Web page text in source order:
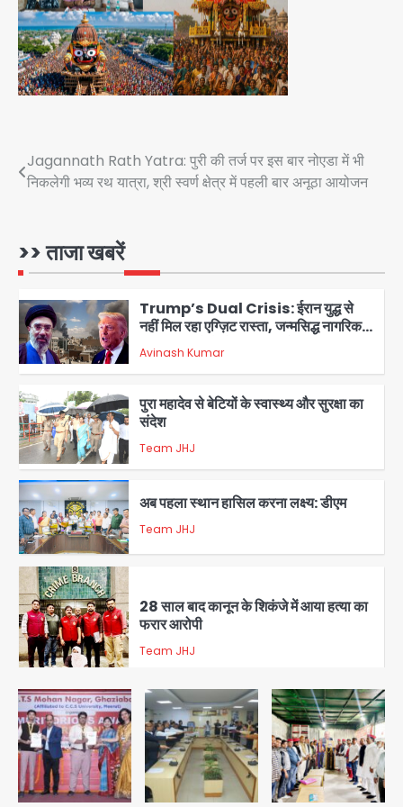
Post
navigation
Jagannath Rath Yatra: पुरी की तर्ज पर इस बार नोएडा में भी
निकलेगी भव्य रथ यात्रा, श्री स्वर्ण क्षेत्र में पहली बार अनूठा आयोजन
>> ताजा खबरें
28 साल बाद कानून के शिकंजे में आया हत्या का
फरार आरोपी
Team JHJ
5
डबल मर्डर का मुख्य साजिशकर्ता क्राइम ब्रांच
1
Trump’s Dual Crisis: ईरान युद्ध से
नहीं मिल रहा एग्ज़िट रास्ता, जन्मसिद्ध नागरिकता
पर सुप्रीम कोर्ट को दी फिर चुनौती
Avinash Kumar
2
पुरा महादेव से बेटियों के स्वास्थ्य और सुरक्षा का
संदेश
Team JHJ
3
अब पहला स्थान हासिल करना लक्ष्य: डीएम
Team JHJ
4
28 साल बाद कानून के शिकंजे में आया हत्या का
फरार आरोपी
Team JHJ
डबल मर्डर का मुख्य साजिशकर्ता क्राइम ब्रांच
के हत्थे
Team JHJ